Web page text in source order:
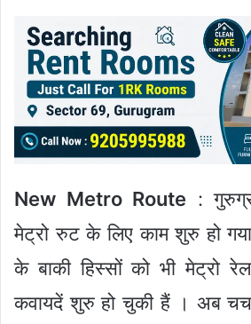
New Metro Route :
मेट्रो रुट के लिए काम शुरु हो
के बाकी हिस्सों को भी मेट्रो
कवायदें शुरु हो चुकी हैं । अब